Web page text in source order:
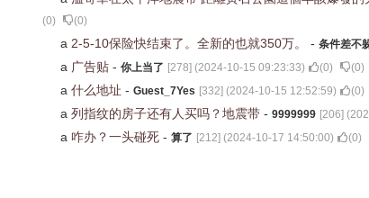
(0) (0)
a 2-5-10保险快结束了。全新的也就350万。 - 条件差不
a 广告贴 - 你上当了 [278] (2024-10-15 09:23:33) (0) (0)
a 什么地址 - Guest_7Yes [332] (2024-10-15 12:52:59) (0)
a 列指纹的房子还有人买吗？地震带 - 9999999 [206] (
a 咋办？一头碰死 - 算了 [212] (2024-10-17 14:50:00) (0)